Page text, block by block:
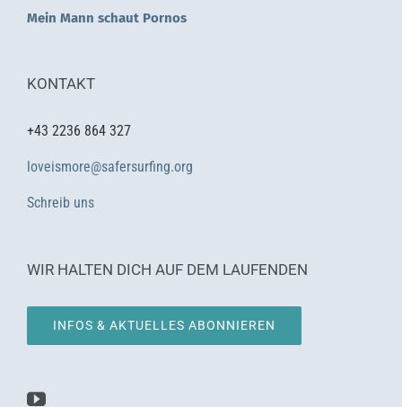
Mein Mann schaut Pornos
KONTAKT
+43 2236 864 327
loveismore@safersurfing.org
Schreib uns
WIR HALTEN DICH AUF DEM LAUFENDEN
INFOS & AKTUELLES ABONNIEREN